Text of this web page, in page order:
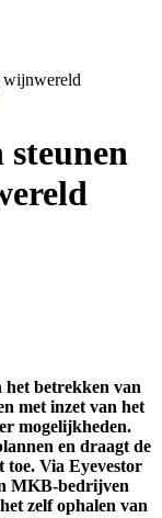
wijnwereld
steunen
het betrekken van
met inzet van het
mogelijkheden.
en draagt de
toe. Via Eyevestor
MKB-bedrijven
zelf ophalen van